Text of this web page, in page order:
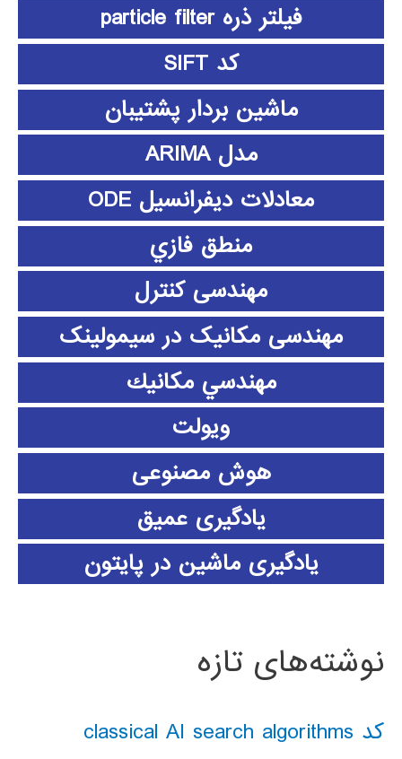
فیلتر ذره particle filter
کد SIFT
ماشین بردار پشتیبان
مدل ARIMA
معادلات دیفرانسیل ODE
منطق فازي
مهندسی کنترل
مهندسی مکانیک در سیمولینک
مهندسي مكانيك
ویولت
هوش مصنوعی
یادگیری عمیق
یادگیری ماشین در پایتون
نوشته‌های تازه
کد classical AI search algorithms